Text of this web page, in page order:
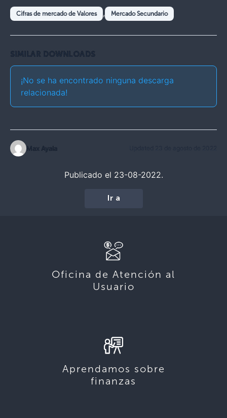
Cifras de mercado de Valores , Mercado Secundario
SIMILAR DOWNLOADS
¡No se ha encontrado ninguna descarga
relacionada!
Max Ayala
Publicado el 23-08-2022.
Ir a
Oficina de Atención al
Usuario
Aprendamos sobre
finanzas